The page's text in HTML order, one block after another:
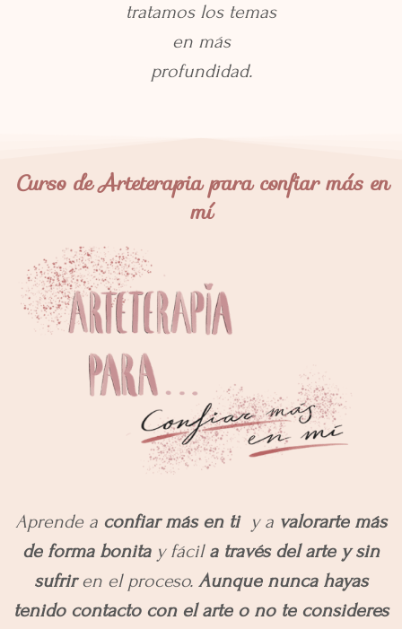
tratamos los temas
en más
profundidad.
Curso de Arteterapia para confiar más en
mí
Aprende a confiar más en tiy a valorarte más
de forma bonitay fácil a través del arte y sin
sufriren el proceso. Aunque nunca hayas
tenido contacto con el arte o no te consideres